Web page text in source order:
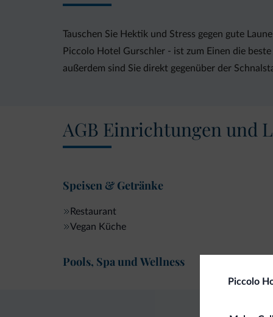
Tauschen Sie Hektik und Stress gegen gute
Piccolo Hotel Gurschler - ist zum Einen die
außerdem sind Sie direkt gegenüber der
AGB Einrichtungen und
Speisen & Getränke
Restaurant
Vegan Küche
Pools, Spa und Wellness
Piccolo